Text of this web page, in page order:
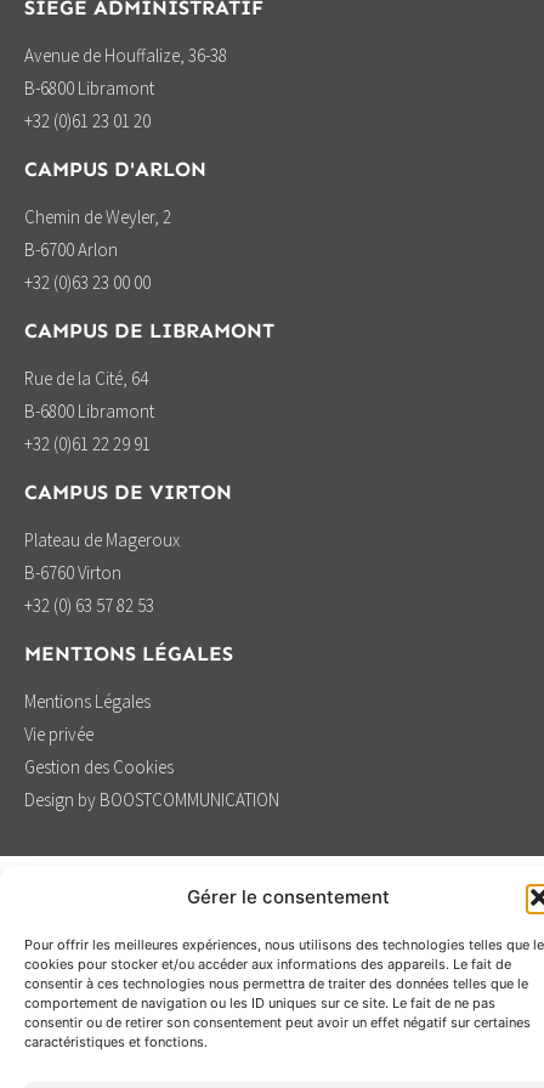
Gérer le consentement
Pour offrir les meilleures expériences, nous utilisons des technologies telles que
cookies pour stocker et/ou accéder aux informations des appareils. Le fait de
consentir à ces technologies nous permettra de traiter des données telles que le
comportement de navigation ou les ID uniques sur ce site. Le fait de ne pas
consentir ou de retirer son consentement peut avoir un effet négatif sur certaines
caractéristiques et fonctions.
SIÈGE ADMINISTRATIF
Avenue de Houffalize, 36-38
B-6800 Libramont
+32 (0)61 23 01 20
CAMPUS D'ARLON
Chemin de Weyler, 2
B-6700 Arlon
+32 (0)63 23 00 00
CAMPUS DE LIBRAMONT
Rue de la Cité, 64
B-6800 Libramont
+32 (0)61 22 29 91
CAMPUS DE VIRTON
Plateau de Mageroux
B-6760 Virton
+32 (0) 63 57 82 53
MENTIONS LÉGALES
Mentions Légales
Vie privée
Gestion des Cookies
Design by BOOSTCOMMUNICATION